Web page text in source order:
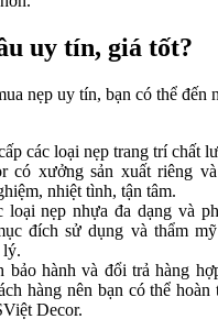
uy tín, giá tốt?
nẹp uy tín, bạn có thể đến
các loại nẹp trang trí chất
có xưởng sản xuất riêng
nhiệt tình, tận tâm.
loại nẹp nhựa đa dạng và
đích sử dụng và thẩm
lý.
bảo hành và đổi trả hàng
hàng nên bạn có thể hoàn
Decor.